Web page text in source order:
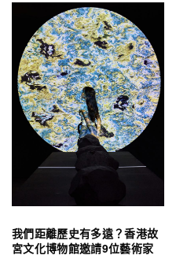
我們距離歷史有多遠？香港故
宮文化博物館邀請9位藝術家